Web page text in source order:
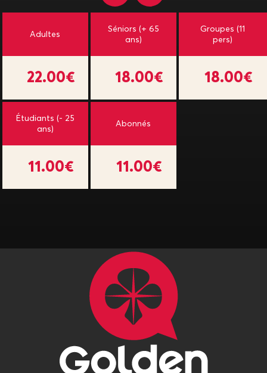
Adultes
22.00€
Séniors (+ 65
ans)
18.00€
Groupes (11
pers)
18.00€
Étudiants (- 25
ans)
11.00€
Abonnés
11.00€